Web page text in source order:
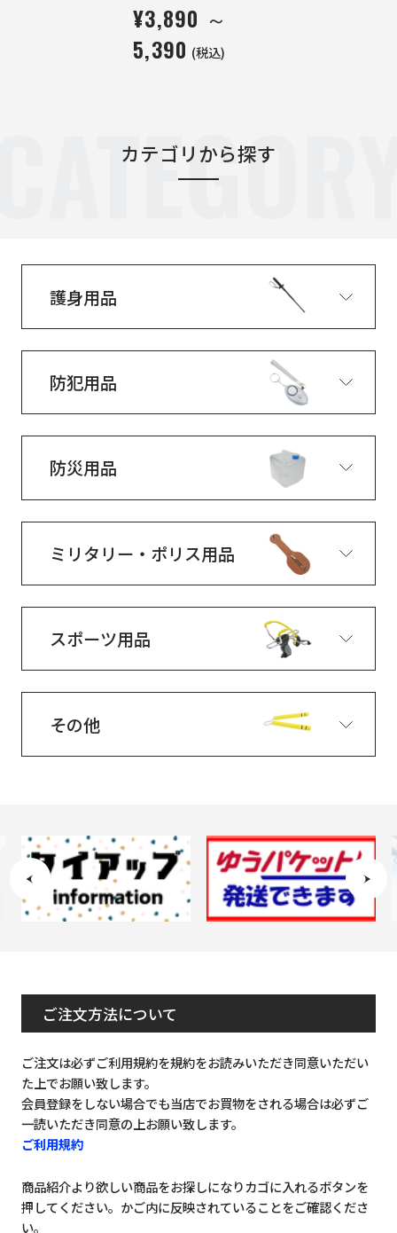
¥3,890 ～
5,390 (税込)
カテゴリから探す
護身用品
防犯用品
防災用品
ミリタリー・ポリス用品
スポーツ用品
その他
ご注文方法について
ご注文は必ずご利用規約を規約をお読みいただき同意いただい
た上でお願い致します。
会員登録をしない場合でも当店でお買物をされる場合は必ずご
一読いただき同意の上お願い致します。
ご利用規約
商品紹介より欲しい商品をお探しになりカゴに入れるボタンを
押してください。かご内に反映されていることをご確認くださ
い。